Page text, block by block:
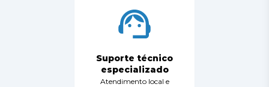
Suporte técnico
especializado
Atendimento local e